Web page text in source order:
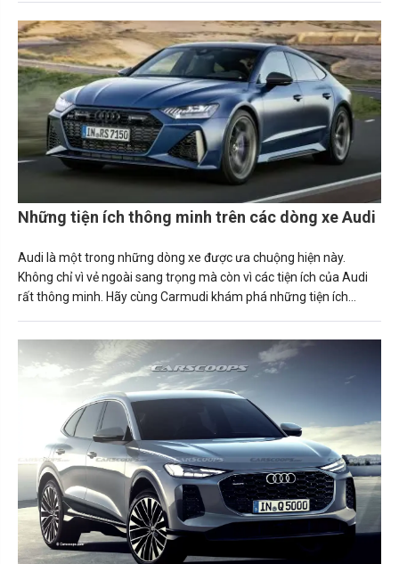
Những tiện ích thông minh trên các dòng xe Audi
Audi là một trong những dòng xe được ưa chuộng hiện này.
Không chỉ vì vẻ ngoài sang trọng mà còn vì các tiện ích của Audi
rất thông minh. Hãy cùng Carmudi khám phá những tiện ích